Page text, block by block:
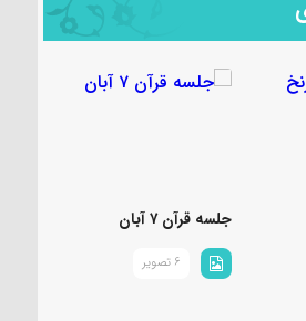
جلسه قرآن ۷ آبان
6 تصویر